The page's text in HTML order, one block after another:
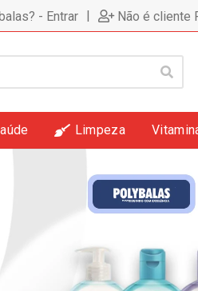
- Entrar | Não é cliente
Limpeza